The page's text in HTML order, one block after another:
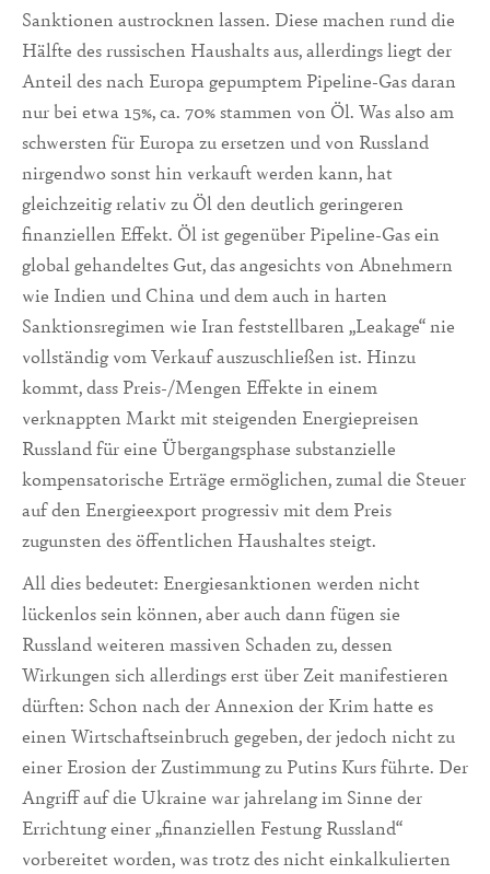
Sanktionen austrocknen lassen. Diese machen rund die
Hälfte des russischen Haushalts aus, allerdings liegt der
Anteil des nach Europa gepumptem Pipeline-Gas daran
nur bei etwa 15%, ca. 70% stammen von Öl. Was also am
schwersten für Europa zu ersetzen und von Russland
nirgendwo sonst hin verkauft werden kann, hat
gleichzeitig relativ zu Öl den deutlich geringeren
finanziellen Effekt. Öl ist gegenüber Pipeline-Gas ein
global gehandeltes Gut, das angesichts von Abnehmern
wie Indien und China und dem auch in harten
Sanktionsregimen wie Iran feststellbaren „Leakage“ nie
vollständig vom Verkauf auszuschließen ist. Hinzu
kommt, dass Preis-/Mengen Effekte in einem
verknappten Markt mit steigenden Energiepreisen
Russland für eine Übergangsphase substanzielle
kompensatorische Erträge ermöglichen, zumal die Steuer
auf den Energieexport progressiv mit dem Preis
zugunsten des öffentlichen Haushaltes steigt.
All dies bedeutet: Energiesanktionen werden nicht
lückenlos sein können, aber auch dann fügen sie
Russland weiteren massiven Schaden zu, dessen
Wirkungen sich allerdings erst über Zeit manifestieren
dürften: Schon nach der Annexion der Krim hatte es
einen Wirtschaftseinbruch gegeben, der jedoch nicht zu
einer Erosion der Zustimmung zu Putins Kurs führte. Der
Angriff auf die Ukraine war jahrelang im Sinne der
Errichtung einer „finanziellen Festung Russland“
vorbereitet worden, was trotz des nicht einkalkulierten